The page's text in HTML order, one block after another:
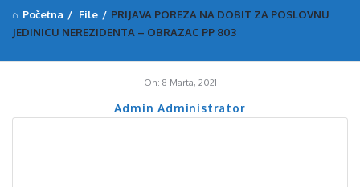
Početna / File / PRIJAVA POREZA NA DOBIT ZA POSLOVNU
JEDINICU NEREZIDENTA – OBRAZAC PP 803
On: 8 Marta, 2021
Admin Administrator